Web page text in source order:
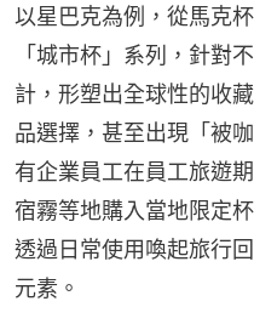
以星巴克為例，從馬克
「城市杯」系列，針對
計，形塑出全球性的收
品選擇，甚至出現「被
有企業員工在員工旅遊
宿霧等地購入當地限定
透過日常使用喚起旅行
元素。